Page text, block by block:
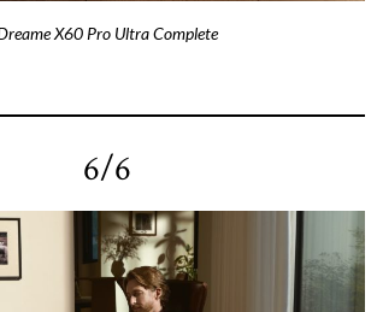
X60 Pro Ultra Complete
6/6